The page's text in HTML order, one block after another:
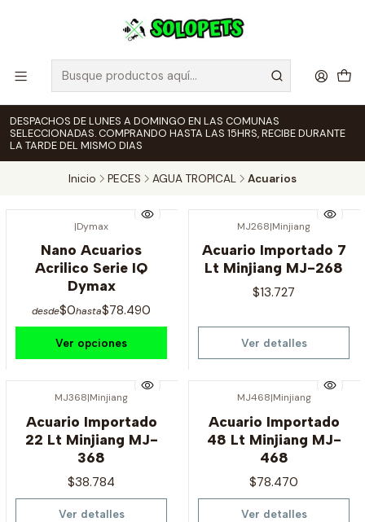
DESPACHOS DE LUNES A DOMINGO EN LAS COMUNAS
SELECCIONADAS. COMPRANDO HASTA LAS 15HRS, RECIBE DURANTE
LA TARDE DEL MISMO DIAS
Inicio PECES AGUA TROPICAL Acuarios
|Dymax
Nano Acuarios
Acrilico Serie IQ
Dymax
desde$0hasta$78.490
Ver opciones
MJ268|Minjiang
Acuario Importado 7
Lt Minjiang MJ-268
$13.727
Ver detalles
MJ368|Minjiang
Acuario Importado
22 Lt Minjiang MJ-
368
$38.784
Ver detalles
MJ468|Minjiang
Acuario Importado
48 Lt Minjiang MJ-
468
$78.470
Ver detalles